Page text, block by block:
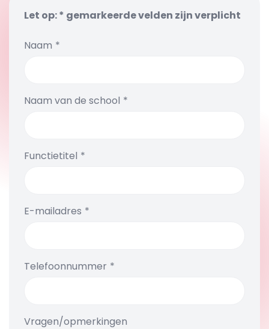
Let op: * gemarkeerde velden zijn verplicht
Naam
Naam van de school
Functietitel
E-mailadres
Telefoonnummer
Vragen/opmerkingen